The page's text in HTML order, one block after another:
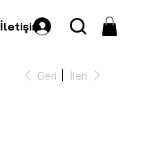
İletişim
Geri İleri